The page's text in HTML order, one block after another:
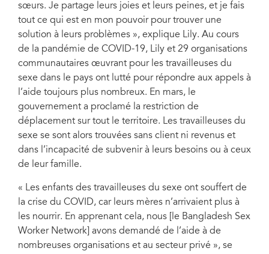
Bangladesh, octobre 2019. Photo : FNUAP Bangladesh/Naymuzzaman Prince
sœurs. Je partage leurs joies et leurs peines, et je fais
tout ce qui est en mon pouvoir pour trouver une
solution à leurs problèmes », explique Lily. Au cours
de la pandémie de COVID-19, Lily et 29 organisations
communautaires œuvrant pour les travailleuses du
sexe dans le pays ont lutté pour répondre aux appels à
l’aide toujours plus nombreux. En mars, le
gouvernement a proclamé la restriction de
déplacement sur tout le territoire. Les travailleuses du
sexe se sont alors trouvées sans client ni revenus et
dans l’incapacité de subvenir à leurs besoins ou à ceux
de leur famille.
« Les enfants des travailleuses du sexe ont souffert de
la crise du COVID, car leurs mères n’arrivaient plus à
les nourrir. En apprenant cela, nous [le Bangladesh Sex
Worker Network] avons demandé de l’aide à de
nombreuses organisations et au secteur privé », se